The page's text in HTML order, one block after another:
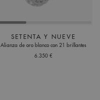
SETENTA Y NUEVE
Alianza de oro blanco con 21 brillantes
6.350 €